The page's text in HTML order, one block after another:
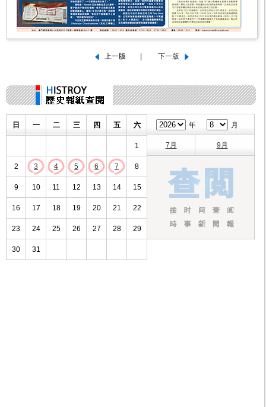
日 一 二 三 四 五 六
1
2 3 4 5 6 7 8
9 10 11 12 13 14 15
16 17 18 19 20 21 22
23 24 25 26 27 28 29
30 31
年 月
7月 9月